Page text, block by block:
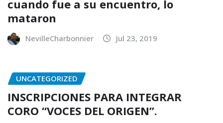
cuando fue a su encuentro, lo
mataron
NevilleCharbonnier Jul 23, 2019
UNCATEGORIZED
INSCRIPCIONES PARA INTEGRAR
CORO “VOCES DEL ORIGEN”.